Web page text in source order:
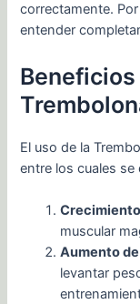
correctamente.
entender
El uso de la
entre los cuales se
muscular
Aumento
levantar